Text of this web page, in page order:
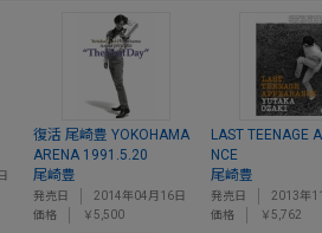
復活 尾崎豊 YOKOHAMA
ARENA 1991.5.20
尾崎豊
発売日
2014年04月16日
価格
￥5,500
LAST TEENAGE
NCE
尾崎豊
発売日
2013年
価格
￥5,762